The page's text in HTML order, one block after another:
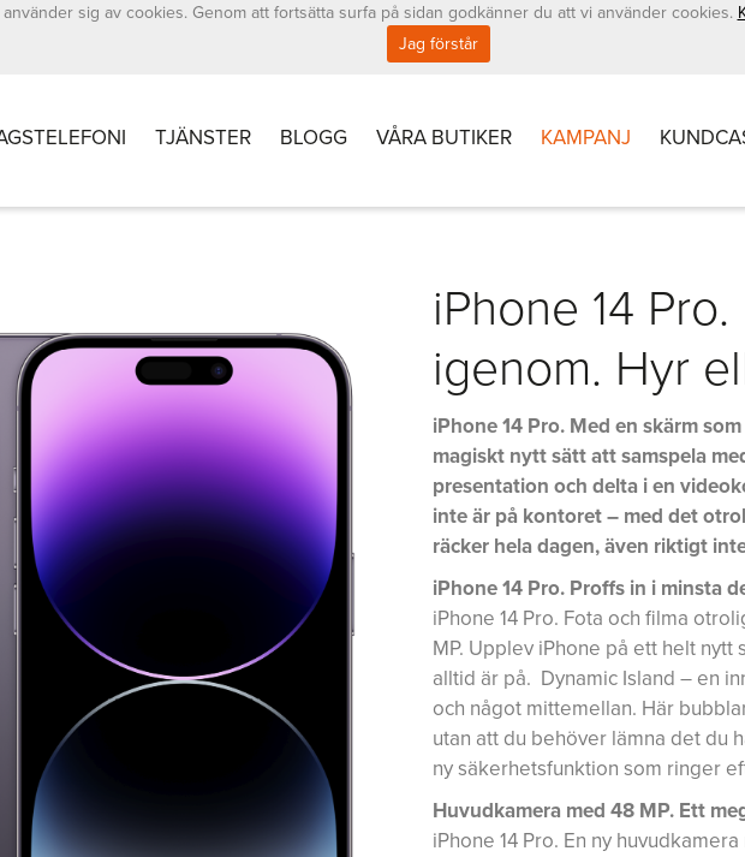
TJÄNSTER BLOGG VÅRA BUTIKER KAMPANJ
iPhone 14
igenom. Hyr
iPhone 14 Pro. Med en skärm
magiskt nytt sätt att samspela
presentation och delta i en
inte är på kontoret – med det
räcker hela dagen, även riktigt
iPhone 14 Pro. Proffs in i minsta
iPhone 14 Pro. Fota och filma
MP. Upplev iPhone på ett helt nytt
alltid är på. Dynamic Island – en
och något mittemellan. Här
utan att du behöver lämna det du
ny säkerhetsfunktion som ringer
Huvudkamera med 48 MP. Ett
iPhone 14 Pro. En ny
använder sig av cookies. Genom att fortsätta surfa på sidan godkänner du att vi använder cookies.
Jag förstår